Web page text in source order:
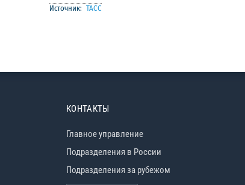
Источник: ТАСС
КОНТАКТЫ
Главное управление
Подразделения в России
Подразделения за рубежом